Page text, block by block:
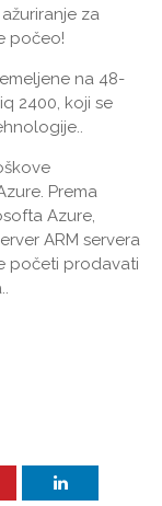
za
počeo!
na 48-
2400, koji se
Prema
Azure,
ARM servera
početi prodavati